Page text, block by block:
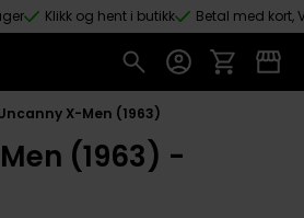
Klikk og hent i butikk Betal med kort,
X-Men (1963)
(1963) -